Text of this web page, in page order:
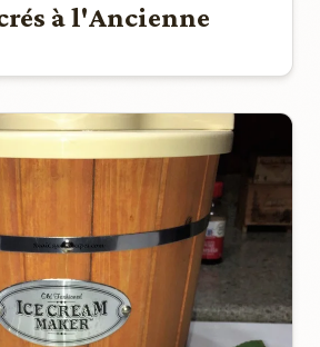
à l'Ancienne